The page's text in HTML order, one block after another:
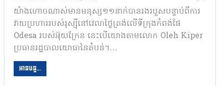
យ៉ាងហោចណាស់មានមនុស្ស១១នាក់បានរងរបួសបន្ទាប់ពីការ
វាយប្រហាររបស់រុស្ស៊ីនៅវេលាថ្ងៃត្រង់លើទីក្រុងកំពង់ផែ
Odesa របស់អ៊ុយក្រែន នេះបើយោងតាមលោក Oleh Kiper
ប្រធានរដ្ឋបាលយោធានៃតំបន់។…
អានបន្ត...